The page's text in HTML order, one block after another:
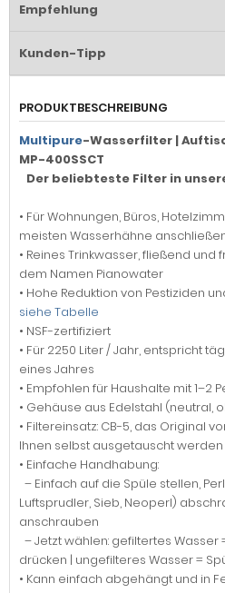
Empfehlung
Kunden-Tipp
PRODUKTBESCHREIBUNG
Multipure-Wasserfilter |
MP-400SSCT
Der beliebteste Filter in
• Für Wohnungen, Büros,
meisten Wasserhähne
• Reines Trinkwasser, fließend
dem Namen Pianowater
• Hohe Reduktion von Pestiziden
siehe Tabelle
• NSF-zertifiziert
• Für 2250 Liter / Jahr, entspricht
eines Jahres
• Empfohlen für Haushalte mit 1–2
• Gehäuse aus Edelstahl (neutral,
• Filtereinsatz: CB-5, das Original
Ihnen selbst ausgetauscht werden
• Einfache Handhabung:
– Einfach auf die Spüle stellen,
Luftsprudler, Sieb, Neoperl)
anschrauben
– Jetzt wählen: gefiltertes Wasser
drücken | ungefilteres Wasser =
• Kann einfach abgehängt und in